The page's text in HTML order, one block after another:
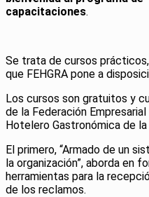
capacitaciones.
Se trata de cursos
que FEHGRA pone a
Los cursos son gratuitos y
de la Federación Empresarial
Hotelero Gastronómica de
El primero, “Armado de un
la organización”, aborda en
herramientas para la
de los reclamos.